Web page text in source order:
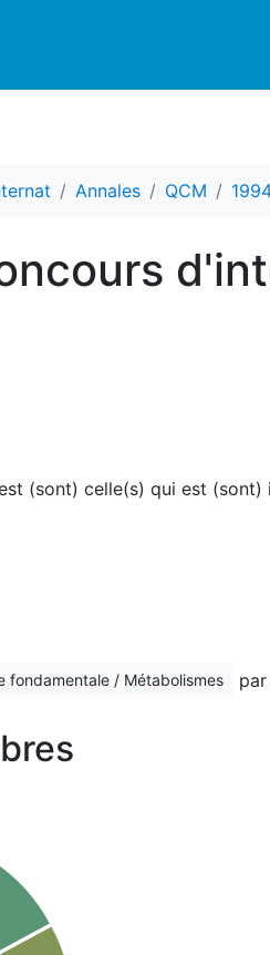
Annales QCM
(sont) celle(s) qui est
fondamentale / Métabolismes